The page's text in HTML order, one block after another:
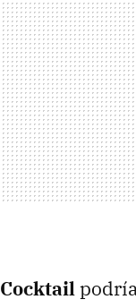
Cocktail